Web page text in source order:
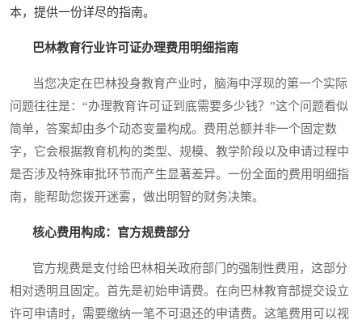
本，提供一份详尽的指南。
巴林教育行业许可证办理费用明细指南
当您决定在巴林投身教育产业时，脑海中浮现的第一个实际
问题往往是：“办理教育许可证到底需要多少钱？”这个问题看似
简单，答案却由多个动态变量构成。费用总额并非一个固定数
字，它会根据教育机构的类型、规模、教学阶段以及申请过程中
是否涉及特殊审批环节而产生显著差异。一份全面的费用明细指
南，能帮助您拨开迷雾，做出明智的财务决策。
核心费用构成：官方规费部分
官方规费是支付给巴林相关政府部门的强制性费用，这部分
相对透明且固定。首先是初始申请费。在向巴林教育部提交设立
许可申请时，需要缴纳一笔不可退还的申请费。这笔费用可以视